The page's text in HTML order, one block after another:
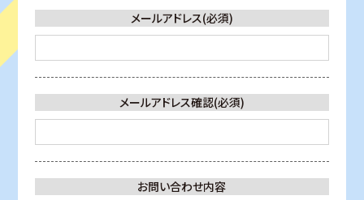
メールアドレス(必須)
メールアドレス確認(必須)
お問い合わせ内容